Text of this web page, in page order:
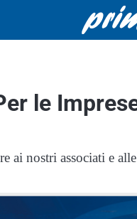
le
ai nostri associati e